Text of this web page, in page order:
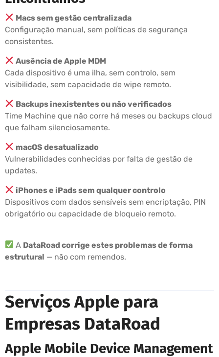
Macs sem gestão centralizada
Configuração manual, sem políticas de segurança
consistentes.
Ausência de Apple MDM
Cada dispositivo é uma ilha, sem controlo, sem
visibilidade, sem capacidade de wipe remoto.
Backups inexistentes ou não verificados
Time Machine que não corre há meses ou backups cloud
que falham silenciosamente.
macOS desatualizado
Vulnerabilidades conhecidas por falta de gestão de
updates.
iPhones e iPads sem qualquer controlo
Dispositivos com dados sensíveis sem encriptação, PIN
obrigatório ou capacidade de bloqueio remoto.
A DataRoad corrige estes problemas de forma
estrutural — não com remendos.
Serviços Apple para
Empresas DataRoad
Apple Mobile Device Management